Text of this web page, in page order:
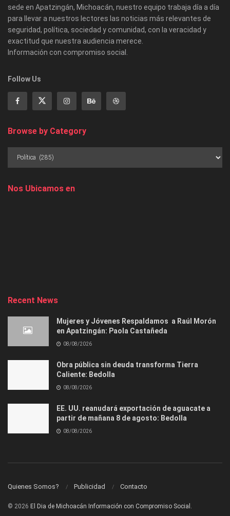
sede en Apatzingán, Michoacán, nuestro equipo trabaja día a día
para llevar a nuestros lectores las noticias más relevantes de
seguridad, política, sociedad y comunidad, con la veracidad y
exactitud que nuestra audiencia merece.
Información con compromiso social.
Follow Us
Browse by Category
Nos Ubicamos en
Recent News
Mujeres y Jóvenes Respaldamos a Raúl Morón
en Apatzingán: Paola Castañeda
08/08/2026
Obra pública sin deuda transforma Tierra
Caliente: Bedolla
08/08/2026
EE. UU. reanudará exportación de aguacate a
partir de mañana 8 de agosto: Bedolla
08/08/2026
Quienes Somos? Publicidad Contacto
© 2026 El Dia de Michoacán Información con Compromiso Social.